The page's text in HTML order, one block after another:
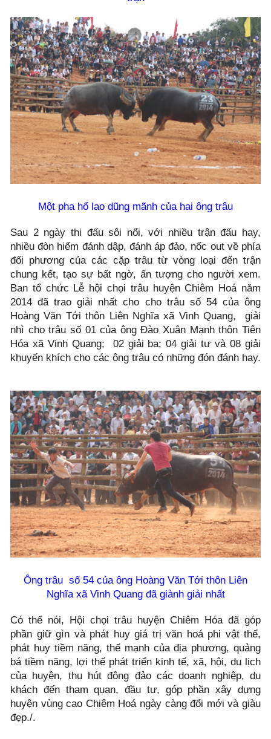
Một pha hổ lao dũng mãnh của hai ông trâu
Sau 2 ngày thi đấu sôi nổi, với nhiều trận đấu hay,
nhiều đòn hiểm đánh dập, đánh áp đảo, nốc out về phía
đối phương của các cặp trâu từ vòng loại đến trận
chung kết, tạo sự bất ngờ, ấn tượng cho người xem.
Ban tổ chức Lễ hội chọi trâu huyện Chiêm Hoá năm
2014 đã trao giải nhất cho cho trâu số 54 của ông
Hoàng Văn Tới thôn Liên Nghĩa xã Vinh Quang, giải
nhì cho trâu số 01 của ông Đào Xuân Mạnh thôn Tiên
Hóa xã Vinh Quang; 02 giải ba; 04 giải tư và 08 giải
khuyến khích cho các ông trâu có những đón đánh hay.
Ông trâu số 54 của ông Hoàng Văn Tới thôn Liên
Nghĩa xã Vinh Quang đã giành giải nhất
Có thể nói, Hội chọi trâu huyện Chiêm Hóa đã góp
phần giữ gìn và phát huy giá trị văn hoá phi vật thể,
phát huy tiềm năng, thế mạnh của địa phương, quảng
bá tiềm năng, lợi thế phát triển kinh tế, xã, hội, du lịch
của huyện, thu hút đông đảo các doanh nghiệp, du
khách đến tham quan, đầu tư, góp phần xây dựng
huyện vùng cao Chiêm Hoá ngày càng đổi mới và giàu
đẹp./.